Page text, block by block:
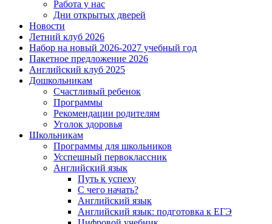
Работа у нас
Дни открытых дверей
Новости
Летний клуб 2026
Набор на новый 2026-2027 учебный год
Пакетное предложение 2026
Английский клуб 2025
Дошкольникам
Счастливый ребенок
Программы
Рекомендации родителям
Уголок здоровья
Школьникам
Программы для школьников
Усспешный первоклассник
Английский язык
Путь к успеху
С чего начать?
Английский язык
Английский язык: подготовка к ЕГЭ